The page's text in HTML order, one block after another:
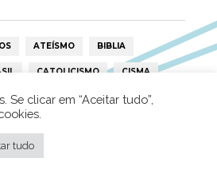
ATEÍSMO BIBLIA
CATOLICISMO CISMA
CRÍTICA RELIGIOSA
ESTATÍSTICAS
Se clicar em “Aceitar tudo”,
tudo